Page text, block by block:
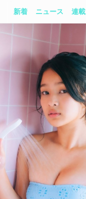
新着 ニュース 連載